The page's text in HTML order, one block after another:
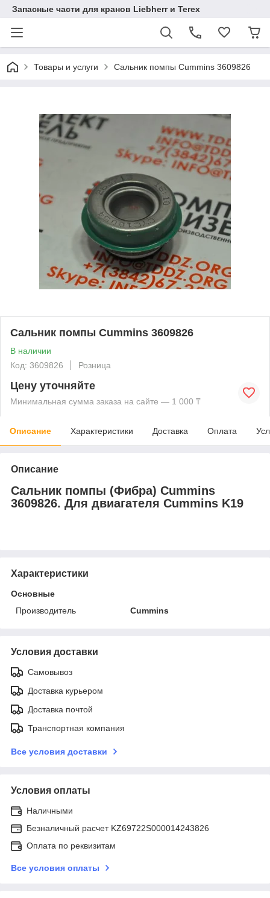
Запасные части для кранов Liebherr и Terex
Товары и услуги Сальник помпы Cummins 3609826
Сальник помпы Cummins 3609826
В наличии
Код: 3609826
Розница
Цену уточняйте
Минимальная сумма заказа на сайте — 1 000 ₸
Описание Характеристики Доставка Оплата
Описание
Сальник помпы (Фибра) Cummins
3609826. Для двиагателя Cummins K19
Характеристики
Основные
Производитель
Cummins
Условия доставки
Самовывоз
Доставка курьером
Доставка почтой
Транспортная компания
Все условия доставки
Условия оплаты
Наличными
Безналичный расчет KZ69722S000014243826
Оплата по реквизитам
Все условия оплаты